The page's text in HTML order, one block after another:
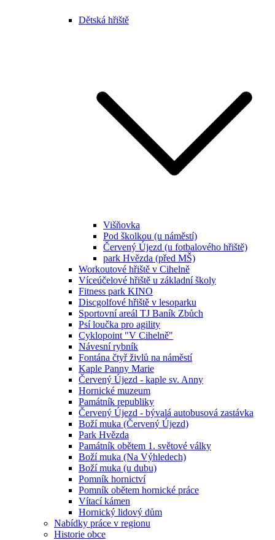
Dětská hřiště
Višňovka
Pod školkou (u náměstí)
Červený Újezd (u fotbalového hřiště)
park Hvězda (před MŠ)
Workoutové hřiště v Cihelně
Víceúčelové hřiště u základní školy
Fitness park KINO
Discgolfové hřiště v lesoparku
Sportovní areál TJ Baník Zbůch
Psí loučka pro agility
Cyklopoint "V Cihelně"
Návesní rybník
Fontána čtyř živlů na náměstí
Kaple Panny Marie
Červený Újezd - kaple sv. Anny
Hornické muzeum
Památník republiky
Červený Újezd - bývalá autobusová zastávka
Boží muka (Červený Újezd)
Park Hvězda
Památník obětem 1. světové války
Boží muka (Na Výhledech)
Boží muka (u dubu)
Pomník hornictví
Pomník obětem hornické práce
Vítací kámen
Hornický lidový dům
Nabídky práce v regionu
Historie obce